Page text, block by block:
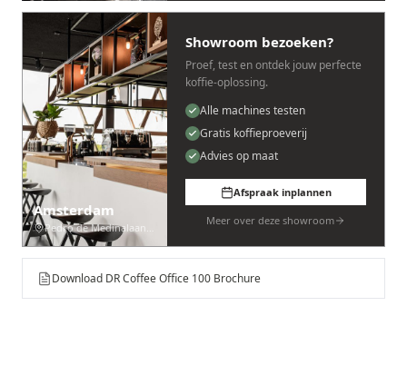
Amsterdam
Pedro de Medinalaan 53
Showroom bezoeken?
Proef, test en ontdek jouw perfecte
koffie-oplossing.
Alle machines testen
Gratis koffieproeverij
Advies op maat
Afspraak inplannen
Meer over deze showroom
Download DR Coffee Office 100 Brochure